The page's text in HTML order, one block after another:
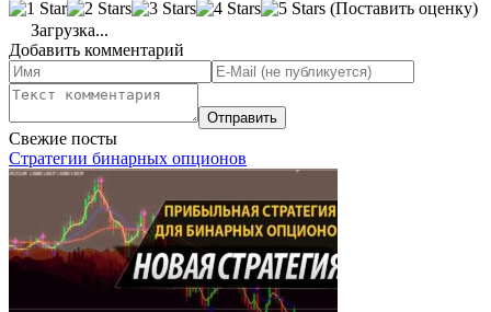
(Поставить оценку)
Загрузка...
Добавить комментарий
Свежие посты
Стратегии бинарных опционов